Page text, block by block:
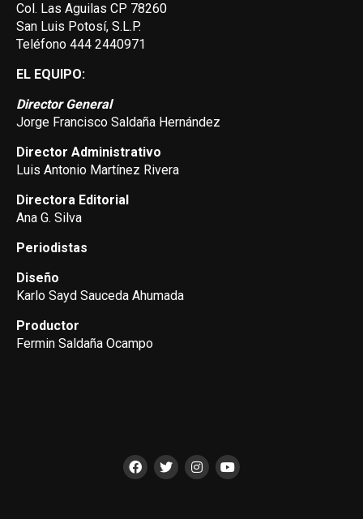
Col. Las Aguilas CP 78260
San Luis Potosí, S.L.P.
Teléfono 444 2440971
EL EQUIPO:
Director General
Jorge Francisco Saldaña Hernández
Director Administrativo
Luis Antonio Martínez Rivera
Directora Editorial
Ana G. Silva
Periodistas
Diseño
Karlo Sayd Sauceda Ahumada
Productor
Fermin Saldaña Ocampo